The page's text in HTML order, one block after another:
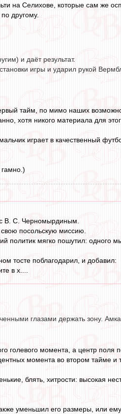
на Селихове, которые сам же
другому.
и даёт результат.
игры и ударил рукой
тайм, по мимо наших
хотя никого материала для
играет в качественный
В. С. Черномырдиным.
посольскую миссию.
политик мягко пошутил: одного
тосте поблагодарил, и добавил:
в х....
глазами держать зону.
голевого момента, а центр
момента во втором тайме и
блять, хитрости: высокая
уменьшил его размеры, или